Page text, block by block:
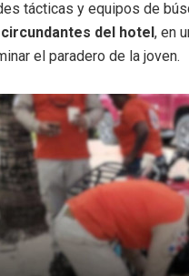
tácticas y equipos de
circundantes del hotel, en
el paradero de la joven.